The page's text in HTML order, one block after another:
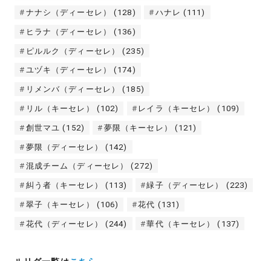
ナナシ（ディーセレ） (128) ハナレ (111)
ヒラナ（ディーセレ） (136)
ピルルク（ディーセレ） (235)
ユヅキ（ディーセレ） (174)
リメンバ（ディーセレ） (185)
リル（キーセレ） (102) レイラ（キーセレ） (109)
創世マユ (152) 夢限（キーセレ） (121)
夢限（ディーセレ） (142)
混成チーム（ディーセレ） (272)
糾う者（キーセレ） (113) 緑子（ディーセレ） (223)
翠子（キーセレ） (106) 花代 (131)
花代（ディーセレ） (244) 華代（キーセレ） (137)